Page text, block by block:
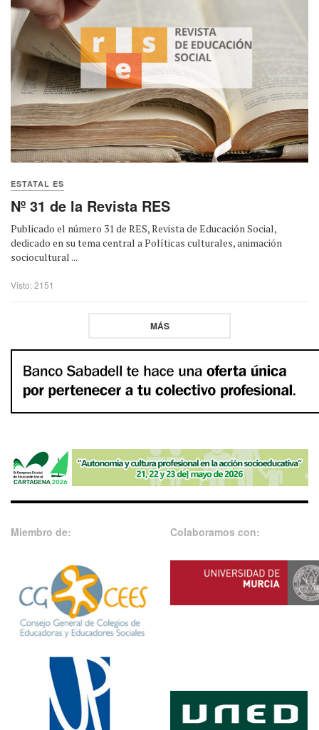
ESTATAL ES
Nº 31 de la Revista RES
Publicado el número 31 de RES, Revista de Educación Social,
dedicado en su tema central a Políticas culturales, animación
sociocultural ...
Visto: 2151
MÁS
Miembro de: Colaboramos con: